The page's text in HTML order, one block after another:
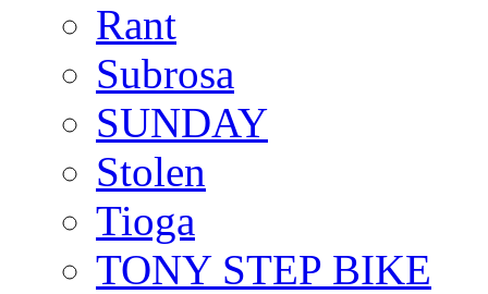
Rant
Subrosa
SUNDAY
Stolen
Tioga
TONY STEP BIKE